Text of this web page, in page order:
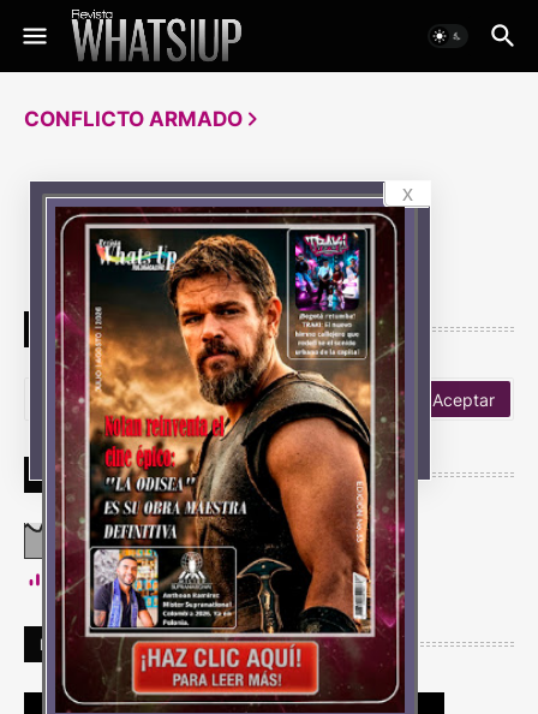
CONFLICTO ARMADO
No hay resultados
BUSCA TUS NOTICIAS
NUESTROS LECTORES
22,311,097
PARA NO PERDERSE MOVIE CAPUSLAS
x